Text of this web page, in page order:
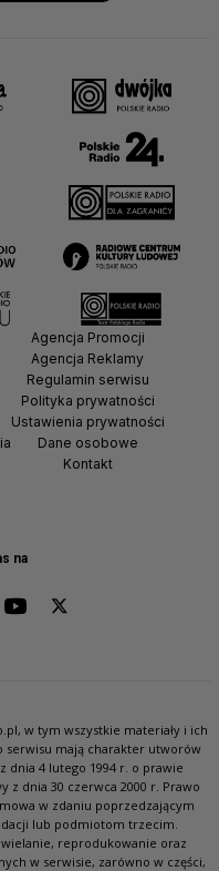
na
Agencja Promocji
Agencja Reklamy
Regulamin serwisu
Polityka prywatności
Ustawienia prywatności
Dane osobowe
Kontakt
w tym wszystkie materiały i ich
serwisu mają charakter utworów
dnia 4 lutego 1994 r. o prawie
z dnia 30 czerwca 2000 r. Prawo
w zdaniu poprzedzającym
lub podmiotom trzecim.
reprodukowanie oraz
w serwisie, zarówno w części,